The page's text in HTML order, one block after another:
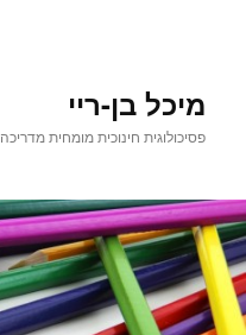
מיכל בן-ריי
פסיכולוגית חינוכית מומחית מדריכה